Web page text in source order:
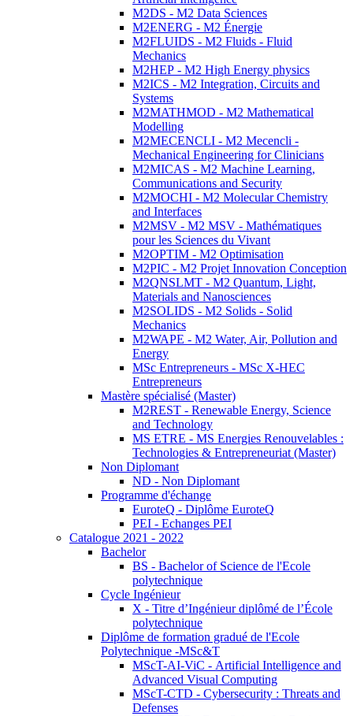
M2DS - M2 Data Sciences
M2ENERG - M2 Énergie
M2FLUIDS - M2 Fluids - Fluid
Mechanics
M2HEP - M2 High Energy physics
M2ICS - M2 Integration, Circuits and
Systems
M2MATHMOD - M2 Mathematical
Modelling
M2MECENCLI - M2 Mecencli -
Mechanical Engineering for Clinicians
M2MICAS - M2 Machine Learning,
Communications and Security
M2MOCHI - M2 Molecular Chemistry
and Interfaces
M2MSV - M2 MSV - Mathématiques
pour les Sciences du Vivant
M2OPTIM - M2 Optimisation
M2PIC - M2 Projet Innovation Conception
M2QNSLMT - M2 Quantum, Light,
Materials and Nanosciences
M2SOLIDS - M2 Solids - Solid
Mechanics
M2WAPE - M2 Water, Air, Pollution and
Energy
MSc Entrepreneurs - MSc X-HEC
Entrepreneurs
Mastère spécialisé (Master)
M2REST - Renewable Energy, Science
and Technology
MS ETRE - MS Energies Renouvelables :
Technologies & Entrepreneuriat (Master)
Non Diplomant
ND - Non Diplomant
Programme d'échange
EuroteQ - Diplôme EuroteQ
PEI - Echanges PEI
Catalogue 2021 - 2022
Bachelor
BS - Bachelor of Science de l'Ecole
polytechnique
Cycle Ingénieur
X - Titre d’Ingénieur diplômé de l’École
polytechnique
Diplôme de formation gradué de l'Ecole
Polytechnique -MSc&T
MScT-AI-ViC - Artificial Intelligence and
Advanced Visual Computing
MScT-CTD - Cybersecurity : Threats and
Defenses